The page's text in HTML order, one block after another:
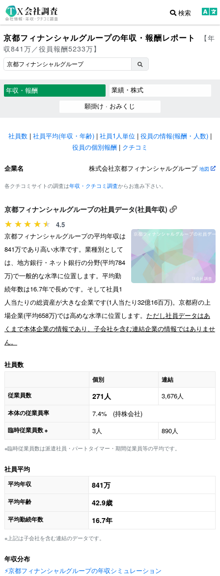
検索
京都フィナンシャルグループの年収・報酬レポート
【年
収841万／役員報酬5233万】
年収・報酬
業績・株式
願掛け · おみくじ
社員数 | 社員平均(年収・年齢) | 社員1人単位 | 役員の情報(報酬・人数) |
役員の個別報酬 | クチコミ
企業名 株式会社京都フィナンシャルグループ 地図
各クチコミサイトの調査は年収・クチコミ調査からお進み下さい。
京都フィナンシャルグループの社員データ(社員年収)
4.5
京都フィナンシャルグループの平均年収は
841万であり高い水準です。業種別として
は、地方銀行・ネット銀行の分野(平均784
万)で一般的な水準に位置します。平均勤
続年数は16.7年で長めです。そして社員1
人当たりの総資産が大きな企業です(1人当たり32億16百万)。京都府の上
場企業(平均658万)では高めな水準に位置します。 ただし社員データはあ
くまで本体企業の情報であり、子会社を含む連結企業の情報ではありませ
ん。
社員数
個別
連結
従業員数
271人 3,676人
本体の従業員率 7.4% (持株会社)
臨時従業員数 ※ 3人 890人
※臨時従業員数は派遣社員・パートタイマー・期間従業員等の平均です。
社員平均
平均年収 841万
平均年齢 42.9歳
平均勤続年数 16.7年
※上記は子会社を含む連結のデータです。
年収分布
⚡️京都フィナンシャルグループの年収シミュレーション